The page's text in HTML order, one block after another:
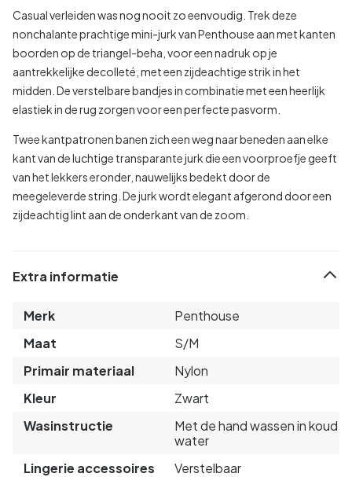
Casual verleiden was nog nooit zo eenvoudig. Trek deze
nonchalante prachtige mini-jurk van Penthouse aan met kanten
boorden op de triangel-beha, voor een nadruk op je
aantrekkelijke decolleté, met een zijdeachtige strik in het
midden. De verstelbare bandjes in combinatie met een heerlijk
elastiek in de rug zorgen voor een perfecte pasvorm.
Twee kantpatronen banen zich een weg naar beneden aan elke
kant van de luchtige transparante jurk die een voorproefje geeft
van het lekkers eronder, nauwelijks bedekt door de
meegeleverde string. De jurk wordt elegant afgerond door een
zijdeachtig lint aan de onderkant van de zoom.
Extra informatie
Merk
Penthouse
Maat
S/M
Primair materiaal
Nylon
Kleur
Zwart
Wasinstructie
Met de hand wassen in koud
water
Lingerie accessoires
Verstelbaar